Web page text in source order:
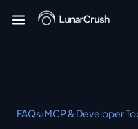
FAQs›MCP & Developer